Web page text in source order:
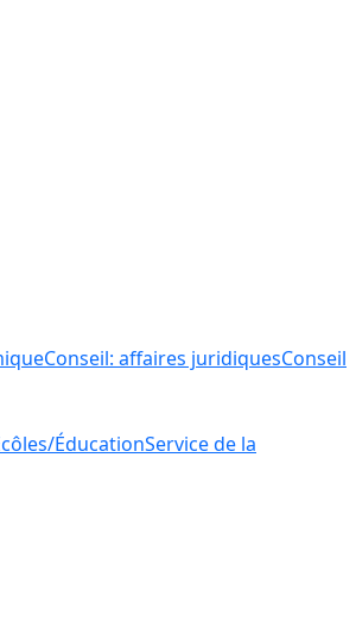
Conseil: affaires juridiquesConseil
ÉducationService de la